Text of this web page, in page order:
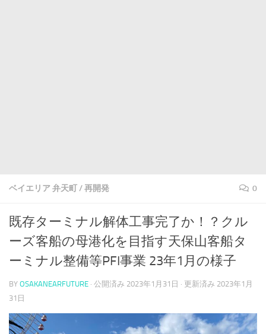
ベイエリア 弁天町/再開発 0
既存ターミナル解体工事完了か！？クル
ーズ客船の母港化を目指す天保山客船タ
ーミナル整備等PFI事業 23年1月の様子
BY OSAKANEARFUTURE · 公開済み 2023年1月31日 · 更新済み 2023年1月
31日